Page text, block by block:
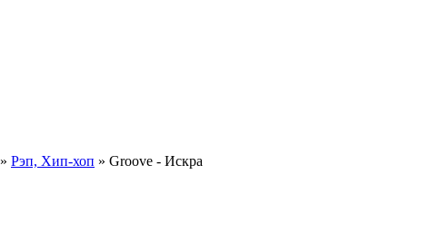
» Рэп, Хип-хоп » Groove - Искра